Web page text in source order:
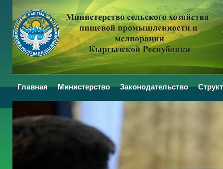
Главная Министерство Законодательство